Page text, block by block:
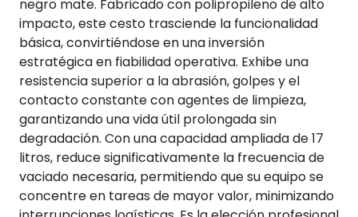
negro mate. Fabricado con polipropileno de alto
impacto, este cesto trasciende la funcionalidad
básica, convirtiéndose en una inversión
estratégica en fiabilidad operativa. Exhibe una
resistencia superior a la abrasión, golpes y el
contacto constante con agentes de limpieza,
garantizando una vida útil prolongada sin
degradación. Con una capacidad ampliada de 17
litros, reduce significativamente la frecuencia de
vaciado necesaria, permitiendo que su equipo se
concentre en tareas de mayor valor, minimizando